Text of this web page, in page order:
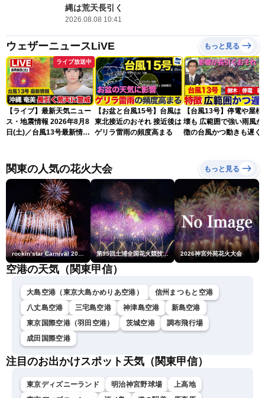
縄は荒天長引く
2026.08.08 10:41
ウェザーニュースLiVE もっと見る
ライブ放送中
【ライブ】最新天気ニュー
ス・地震情報 2026年8月8
日(土)／台風13号最新情
フタヌーン・山岸愛梨／芳
野達郎〉
【お盆と台風15号】台風は
東北接近のおそれ 接近後は
ゲリラ雷雨の頻度高まる
【台風13号】停電や屋根
壊も 広範囲で強い雨風が
徴の台風かつ動きも遅く
関東の人気の花火大会 もっと見る
第95回土浦全国花火競技大会 2026神宮外苑花火大会
空港の天気（関東甲信）
大島空港（東京大島かめりあ空港）
信州まつもと空港
八丈島空港
三宅島空港 神津島空港
新島空港
東京国際空港（羽田空港）
茨城空港
調布飛行場
成田国際空港
注目のお出かけスポット天気（関東甲信）
東京ディズニーランド 明治神宮野球場
上高地